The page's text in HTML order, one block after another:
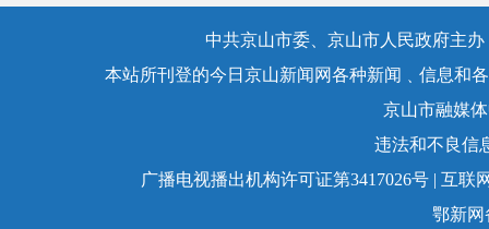
中共京山市委、京山市人民政府主
本站所刊登的今日京山新闻网各种新闻﹑信息和
京山市融媒
违法和不良信
广播电视播出机构许可证第3417026号 | 互联
鄂新网